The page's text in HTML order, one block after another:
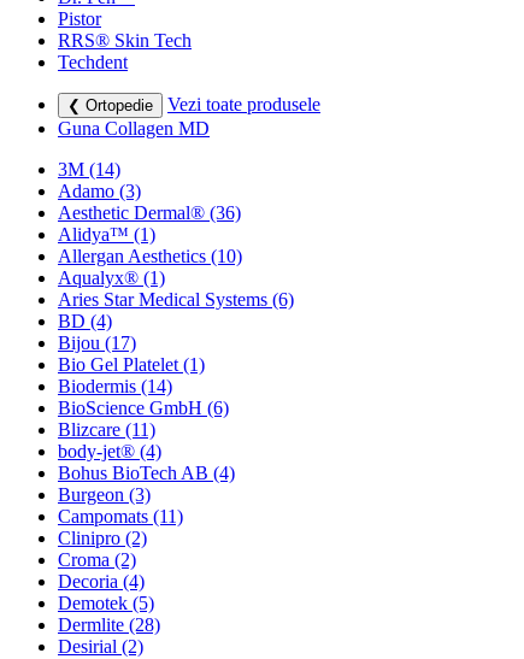
Pistor
RRS® Skin Tech
Techdent
❮ Ortopedie
Vezi toate produsele
Guna Collagen MD
3M (14)
Adamo (3)
Aesthetic Dermal® (36)
Alidya™ (1)
Allergan Aesthetics (10)
Aqualyx® (1)
Aries Star Medical Systems (6)
BD (4)
Bijou (17)
Bio Gel Platelet (1)
Biodermis (14)
BioScience GmbH (6)
Blizcare (11)
body-jet® (4)
Bohus BioTech AB (4)
Burgeon (3)
Campomats (11)
Clinipro (2)
Croma (2)
Decoria (4)
Demotek (5)
Dermlite (28)
Desirial (2)